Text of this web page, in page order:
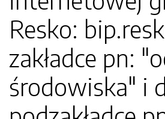
Resko:
zakładce pn:
środowiska" i